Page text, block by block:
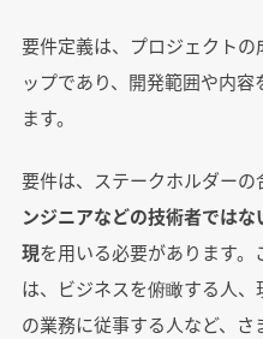
要件定義は、プロジェクト
ップであり、開発範囲や内
ます。
要件は、ステークホルダーの
ンジニアなどの技術者では
現を用いる必要があります
は、ビジネスを俯瞰する人
の業務に従事する人など、